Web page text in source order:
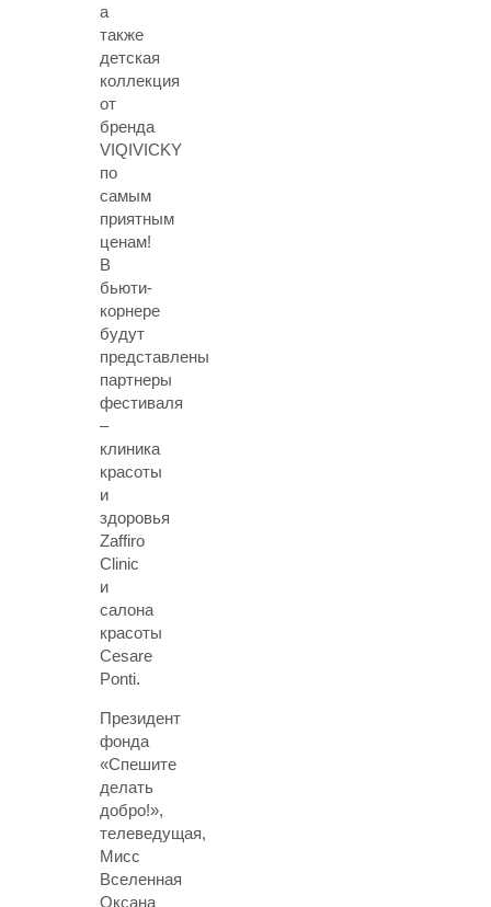
а
также
детская
коллекция
от
бренда
VIQIVICKY
по
самым
приятным
ценам!
В
бьюти-
корнере
будут
представлены
партнеры
фестиваля
–
клиника
красоты
и
здоровья
Zaffiro
Clinic
и
салона
красоты
Cesare
Ponti.
Президент
фонда
«Спешите
делать
добро!»,
телеведущая,
Мисс
Вселенная
Оксана